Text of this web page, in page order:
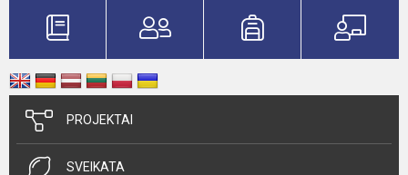
PROJEKTAI
SVEIKATA